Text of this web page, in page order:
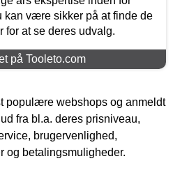
være sikker på at finde de
for at se deres udvalg.
på Tooleto.com
populære webshops og anmeldt
fra bl.a. deres prisniveau,
brugervenlighed,
og betalingsmuligheder.